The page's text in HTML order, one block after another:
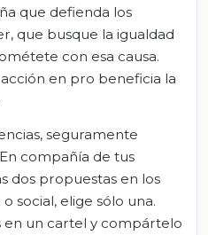
que defienda los
que busque la igualdad
con esa causa.
en pro beneficia la
seguramente
compañía de tus
dos propuestas en los
social, elige sólo una.
en un cartel y compártelo